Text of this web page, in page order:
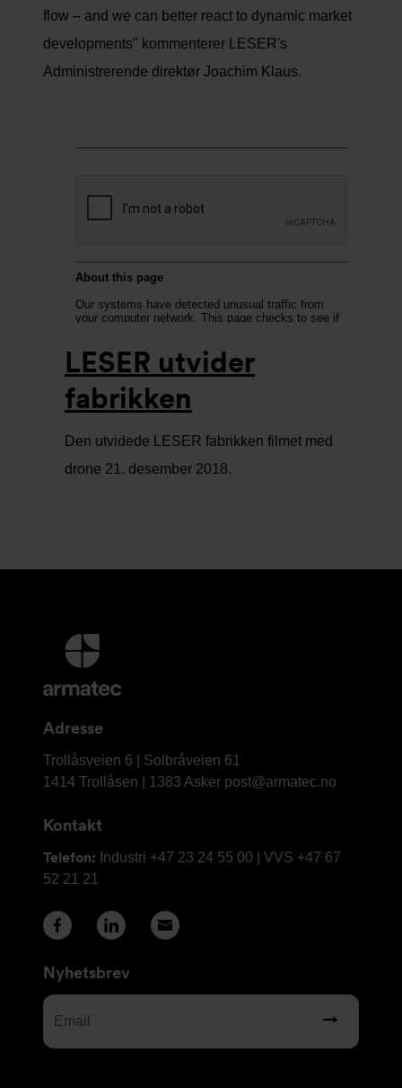
flow – and we can better react to dynamic market
developments" kommenterer LESER's
Administrerende direktør Joachim Klaus.
LESER utvider
fabrikken
Den utvidede LESER fabrikken filmet med
drone 21. desember 2018.
Mer
informasjon
og
Adresse
Armatec
AS
Trollåsveien 6 | Solbråveien 61
1414 Trollåsen | 1383 Asker post@armatec.no
Kontakt
Telefon: Industri +47 23 24 55 00 | VVS +47 67
52 21 21
Nyhetsbrev
Email
(Required)